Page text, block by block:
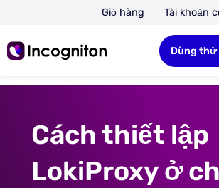
Giỏ hàng Tài khoản
Dùng thử
Cách thiết lập
LokiProxy ở